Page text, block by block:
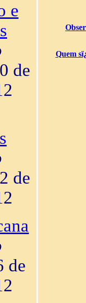
e
de
de
de
Quem